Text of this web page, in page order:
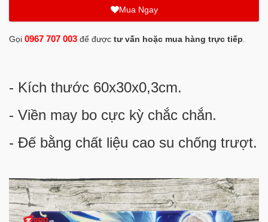
Mua Ngay
Gọi 0967 707 003 để được tư vấn hoặc mua hàng trực tiếp
- Kích thước 60x30x0,3cm.
- Viền may bo cực kỳ chắc chắn.
- Đế bằng chất liệu cao su chống trượt.